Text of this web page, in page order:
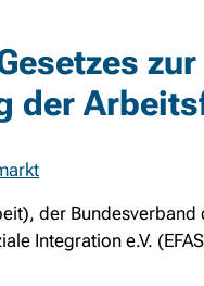
zur
der
der
Integration e.V.